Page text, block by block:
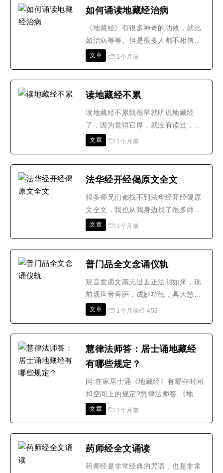
如何诵读地藏经治病
《地藏经》有很多神奇的功效，就比
如治病等等。但是很多人都不相信它
的效果，还说它的不好，这样自然就
不是在嘴上说一下，就会有作用的，
那我们要怎么做呢？接下来可以一起
看看。在读《地藏经》的时..
文章 1个月前
读地藏经不累
读地藏经不累我很早就听说地藏经
了，因为觉得它厚，就没有读过，但
是看了许多人读地藏经的感应，今年
珠，朋友说他家的人不信佛，他家的
一试吧，我嘱咐朋友不要勉强，要谦
恭礼貌，若他能要就教他念佛，..
文章 1个月前
法华经开经偈原文全文
很多师兄们都找不到法华经开经偈原
文全文，我也从我身边找了很多师兄
们，问他们有没有法华经开经偈原文
师兄。下面我给各位师兄们看一看法
偈：六万余言七轴装，无边妙意广含
藏。白玉齿边流舍利，红莲舌..
文章 1个月前
普门品全文念诵仪轨
观音发愿文南无过去正法明如来，现
前观世音菩萨，成妙功德，具大慈
悲，於一身心，现千手眼，照见法
重愆，缠身恶疾，莫能救济，悉使消
遂，决定无疑，能使速获三乘，早登
佛地，威神之力，叹莫能穷，故..
文章 1个月前 452
慧律法师答：居士诵地藏经
有哪些规定？
问:在家居士诵《地藏经》有哪些时间
和空间上的规定?慧律法师答:《地藏
经》比较长,要三个小时才能念完,一
经》的时间可以自己调整,法无定法,
卡,二十四个小时都上班,随时随地呼
文章 1个月前
药师经全文诵读
药师经是非常经典的咒语，也是非常